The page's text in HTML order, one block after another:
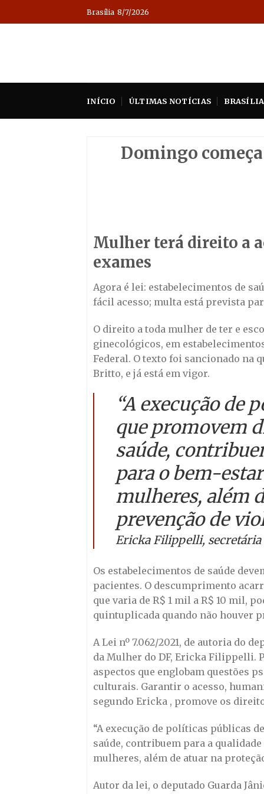
to
Brasília 8/7/2026
INÍCIO ÚLTIMAS NOTÍCIAS BRASÍLIA
Domingo
Mulher terá direito a
exames
Agora é lei: estabelecimentos de
fácil acesso; multa está prevista
O direito a toda mulher de ter e
ginecológicos, em
Federal. O texto foi sancionado na
Britto, e já está em vigor.
“A execução de
que promovem
saúde,
para o bem-
mulheres, além
prevenção de
Ericka Filippelli,
Os estabelecimentos de saúde
pacientes. O descumprimento
que varia de R$ 1 mil a R$ 10 mil,
quintuplicada quando não houver
A Lei nº 7.062/2021, de autoria do
da Mulher do DF, Ericka Filippelli.
aspectos que englobam questões
culturais. Garantir o acesso,
segundo Ericka , promove os
“A execução de políticas públicas
saúde, contribuem para a
mulheres, além de atuar na
Autor da lei, o deputado Guarda